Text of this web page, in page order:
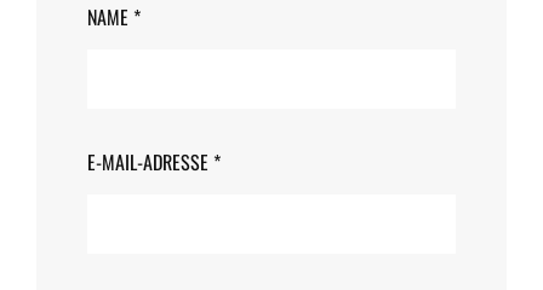
NAME *
E-MAIL-ADRESSE *